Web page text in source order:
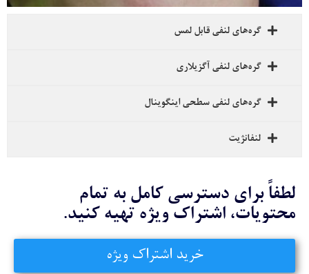
لنفی قابل لمس
لنفی آگزیلاری
لنفی سطحی اینگوینال
دسترسی کامل به تمام
اشتراک ویژه تهیه کنید.
خرید اشتراک ویژه